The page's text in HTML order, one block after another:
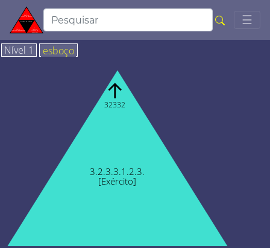
☰
Nível 1 esboço
3.2.3.3.1.2.3.
[Exército]
↑
32332